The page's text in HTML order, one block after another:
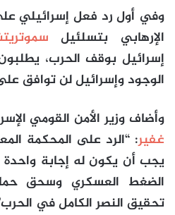
وفي أول رد فعل إسرائيلي على
الإرهابي بتسلئيل
إسرائيل بوقف الحرب،
الوجود وإسرائيل لن توافق
وأضاف وزير الأمن القومي
غفير: “الرد على المحكمة
يجب أن يكون له إجابة
الضغط العسكري وسحق
تحقيق النصر الكامل في